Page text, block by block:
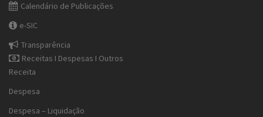
Calendário de Publicações
e-SIC
Transparência
Receitas I Despesas I Outros
Receita
Despesa
Despesa – Liquidação